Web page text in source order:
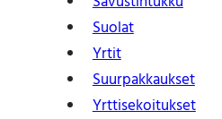
Suolat
Yrtit
Suur­pakkaukset
Yrtti­sekoitukset